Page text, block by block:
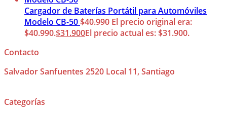
Cargador de Baterías Portátil para Automóviles
Modelo CB-50$40.990 El precio original era:
$40.990.$31.900El precio actual es: $31.900.
Contacto
Salvador Sanfuentes 2520 Local 11, Santiago
Categorías